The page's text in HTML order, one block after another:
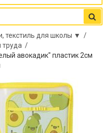
текстиль для школы ▼ /
труда /
авокадик" пластик 2см